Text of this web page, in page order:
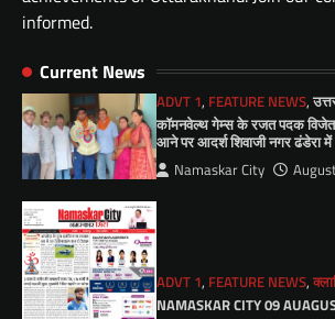
informed.
Current News
ADVT 1, FEATURE NEWS,
कॉमनवेल्थ गेम्स के रजत पदक
आने पर आदर्श शिवाजी नगर ढंडेरा में
Namaskar City
ADVT 1, FEATURE NEWS,
NAMASKAR CITY 09